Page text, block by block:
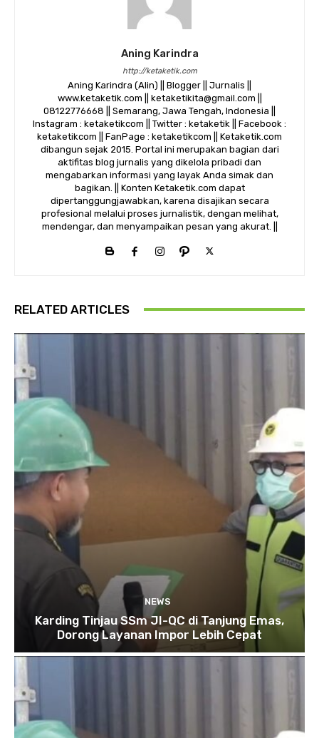
Aning Karindra
http://ketaketik.com
Aning Karindra (Alin) || Blogger || Jurnalis ||
www.ketaketik.com || ketaketikita@gmail.com ||
08122776668 || Semarang, Jawa Tengah, Indonesia ||
Instagram : ketaketikcom || Twitter : ketaketik || Facebook :
ketaketikcom || FanPage : ketaketikcom || Ketaketik.com
dibangun sejak 2015. Portal ini merupakan bagian dari
aktifitas blog jurnalis yang dikelola pribadi dan
mengabarkan informasi yang layak Anda simak dan
bagikan. || Konten Ketaketik.com dapat
dipertanggungjawabkan, karena disajikan secara
profesional melalui proses jurnalistik, dengan melihat,
mendengar, dan menyampaikan pesan yang akurat. ||
RELATED ARTICLES
NEWS
Karding Tinjau SSm JI-QC di Tanjung Emas,
Dorong Layanan Impor Lebih Cepat